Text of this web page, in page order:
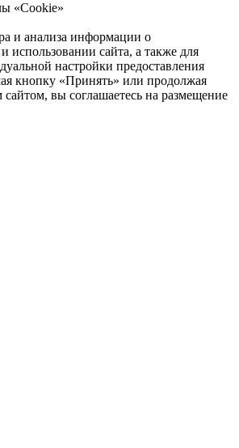
«Cookie»
и анализа информации о
использовании сайта, а также для
настройки предоставления
кнопку «Принять» или продолжая
сайтом, вы соглашаетесь на размещение